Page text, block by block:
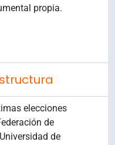
propia.
elecciones
de
de